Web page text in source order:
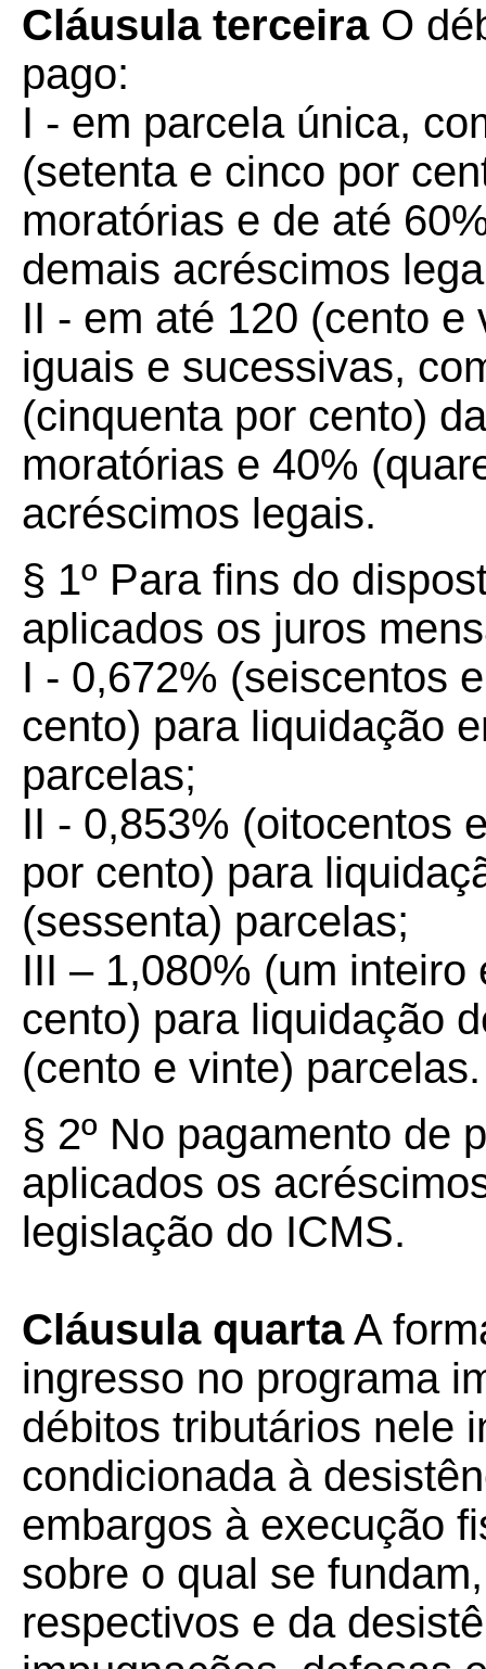
Cláusula terceiraO
pago:
I - em parcela única,
(setenta e cinco por
moratórias e de até
demais acréscimos
II - em até 120 (cento
iguais e sucessivas,
(cinquenta por cento)
moratórias e 40%
acréscimos legais.
§ 1º Para fins do
aplicados os juros
I - 0,672% (seiscentos
cento) para liquidação
parcelas;
II - 0,853% (oitocentos
por cento) para
(sessenta) parcelas;
III – 1,080% (um
cento) para liquidação
(cento e vinte) parcelas.
§ 2º No pagamento de
aplicados os
legislação do ICMS.
Cláusula quartaA
ingresso no programa
débitos tributários nele
condicionada à
embargos à execução
sobre o qual se
respectivos e da